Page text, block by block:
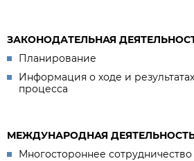
ЗАКОНОДАТЕЛЬНАЯ
Планирование
Информация о ходе и
процесса
МЕЖДУНАРОДНАЯ
Многостороннее сотрудничество